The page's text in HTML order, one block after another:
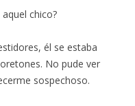
chico?
él se estaba
No pude ver
sospechoso.